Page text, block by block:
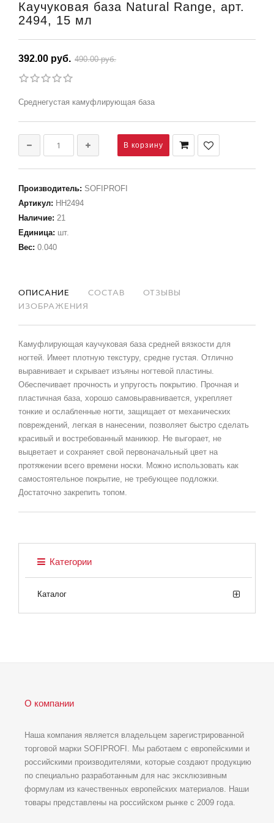
Каучуковая база Natural Range, арт.
2494, 15 мл
392.00 руб. 490.00 руб.
Среднегустая камуфлирующая база
Производитель: SOFIPROFI
Артикул: НН2494
Наличие: 21
Единица: шт.
Вес: 0.040
ОПИСАНИЕ СОСТАВ
ОТЗЫВЫ
ИЗОБРАЖЕНИЯ
Камуфлирующая каучуковая база средней вязкости для
ногтей. Имеет плотную текстуру, средне густая. Отлично
выравнивает и скрывает изъяны ногтевой пластины.
Обеспечивает прочность и упругость покрытию. Прочная и
пластичная база, хорошо самовыравнивается, укрепляет
тонкие и ослабленные ногти, защищает от механических
повреждений, легкая в нанесении, позволяет быстро сделать
красивый и востребованный маникюр. Не выгорает, не
выцветает и сохраняет свой первоначальный цвет на
протяжении всего времени носки. Можно использовать как
самостоятельное покрытие, не требующее подложки.
Достаточно закрепить топом.
Категории
Каталог
О компании
Наша компания является владельцем зарегистрированной
торговой марки SOFIPROFI. Мы работаем с европейскими и
российскими производителями, которые создают продукцию
по специально разработанным для нас эксклюзивным
формулам из качественных европейских материалов. Наши
товары представлены на российском рынке с 2009 года.